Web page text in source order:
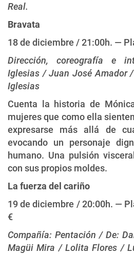
Real.
Bravata
18 de diciembre / 21:00h. —
Dirección, coreografía e
Iglesias / Juan José Amador
Iglesias
Cuenta la historia de
mujeres que como ella
expresarse más allá de
evocando un personaje
humano. Una pulsión
con sus propios moldes.
La fuerza del cariño
19 de diciembre / 20:00h. —
€
Compañía: Pentación / De:
Magüi Mira / Lolita Flores /